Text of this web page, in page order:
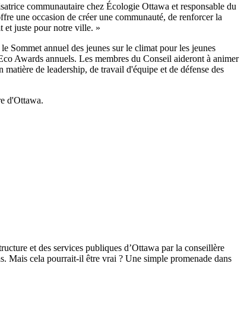
communautaire chez Écologie Ottawa et responsable du
une occasion de créer une communauté, de renforcer la
et juste pour notre ville. »
Sommet annuel des jeunes sur le climat pour les jeunes
Awards annuels. Les membres du Conseil aideront à animer
de leadership, de travail d'équipe et de défense des
d'Ottawa.
et des services publiques d’Ottawa par la conseillère
Mais cela pourrait-il être vrai ? Une simple promenade dans